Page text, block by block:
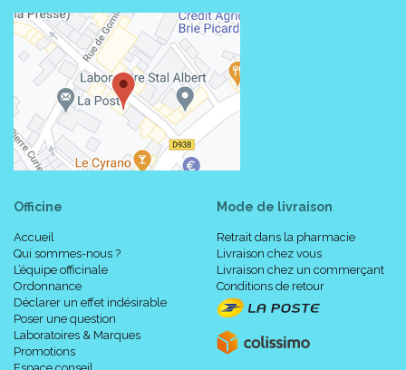
Officine
Accueil
Qui sommes-nous ?
L’équipe officinale
Ordonnance
Déclarer un effet indésirable
Poser une question
Laboratoires & Marques
Promotions
Mode de livraison
Retrait dans la pharmacie
Livraison chez vous
Livraison chez un commerçant
Conditions de retour